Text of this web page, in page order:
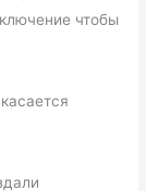
чтобы